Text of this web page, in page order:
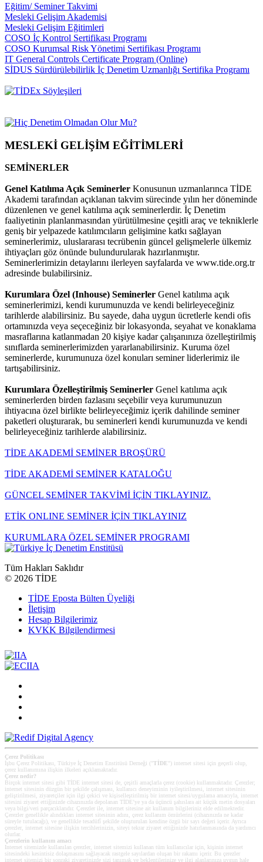
Eğitim/ Seminer Takvimi
Mesleki Gelişim Akademisi
Mesleki Gelişim Eğitimleri
COSO İç Kontrol Sertifikası Programı
COSO Kurumsal Risk Yönetimi Sertifikası Programı
IT General Controls Certificate Program (Online)
SİDUS Sürdürülebilirlik İç Denetim Uzmanlığı Sertifika Programı
MESLEKİ GELİŞİM EĞİTİMLERİ
SEMİNERLER
Genel Katılıma Açık Seminerler Konusunun uzmanlarınca TİDE
Akademi tarafından açıklanan takvim sürecinde yılın her döneminde
düzenlenen ve genel katılıma açık seminerlerdir. İç Denetim
faaliyetinin planlanmasından yürütülmesine çeşitli araç ve tekniklerle
geniş bir yelpazede katılımcıların gelişimine katkı sağlayan
seminerlerimiz, uluslararası tecrübenin güncel gelişmelerle ülkemiz
ihtiyaçları göz önünde bulundurularak hazırlanmıştır.
Seminerlerimizin detaylarını ilerleyen sayfalarda ve www.tide.org.tr
adresinde bulabilirsiniz.
Kurumlara Özel (Inhouse) Seminerler Genel katılıma açık
seminerlerimizi, kendi kurumunuzda ve kendi belirleyeceğiniz
tarihlerde alabilirsiniz. Bu sayede, daha uygun ücretlerle kendi ofis
ortamınızda veya seçeceğiniz bir lokasyonda, seyahat ve konaklama
masraflarına katlanmadan 20 kişiye kadar çalışanınıza özelleştirilmiş
sınıflarda seminerlerimizden yararlanabilirsiniz. Kuruma özel
seminerlerde, kurumunuza özel konuları seminer liderlerimiz ile
tartışabilirsiniz.
Kurumlara Özelleştirilmiş Seminerler Genel katılıma açık
seminerlerden birden fazlasını seçebilir veya kurumunuzun
ihtiyacına özel birlikte belirleyeceğimiz içerik dahilinde seminer
paketleri oluşturarak, bu seminerleri kendi kurumunuzda ve kendi
belirleyeceğiniz tarihlerde alabilirsiniz.
TİDE AKADEMİ SEMİNER BROŞÜRÜ
TİDE AKADEMİ SEMİNER KATALOĞU
GÜNCEL SEMİNER TAKVİMİ İÇİN TIKLAYINIZ.
ETİK ONLINE SEMİNER İÇİN TIKLAYINIZ
KURUMLARA ÖZEL SEMİNER PROGRAMI
Tüm Hakları Saklıdır
© 2026 TİDE
TİDE Eposta Bülten Üyeliği
İletişim
Hesap Bilgilerimiz
KVKK Bilgilendirmesi
Çerez Politikası
İşbu Çerez Politikası, Türkiye İç Denetim Enstitüsü Derneği (" TİDE ") internet sitesi için geçerli olup,
çerez kullanımına ilişkin ilkeleri açıklamaktadır.
Çerez nedir?
Birçok internet sitesi gibi TİDE internet sitesi de, çeşitli amaçlarla çerez (cookie) kullanmaktadır. Çerezler;
internet sitesinin düzgün bir şekilde çalışması, kullanıcı deneyiminin iyileştirilmesi, internet sitesinin
geliştirilmesi, ziyaretçiler için ilgi çekici ve kişiselleştirilmiş bir internet sitesi/uygulama amacıyla, internet
sitesini ziyaret ettiğinizde cihazınızda depolanan TİDE’ye ya da üçüncü şahıslara ait küçük metin dosyaları
veya bilgi/veri parçacıklarıdır. Çerezler ile, internet sitesine ait kullanım bilgileriniz elde edilmektedir.
Çerezler genellikle alındıkları internet sitesinin adını, çerez kullanım ömürlerini (cihazınızda ne kadar
süreyle tutulacağı), ve genellikle tesadüfî şekilde oluşturulan kendine özgü bir sayı değeri içerir. Ayrıca
çerezler, internet sitesine ilişkin tercihlerinizin, siteyi tekrar ziyaret ettiğinizde hatırlanmasında da yardımcı
olurlar.
Çerezlerin kullanım amacı
Internet sitemizde kullanılan çerezler, internet sitemizi kullanan tüm kullanıcılar için, kişinin internet
sitesindeki kesintisiz dolaşmasını sağlayacak rastgele sayılardan oluşan bir rakamı içerir. Bu çerezler
internet sitemizi bir sonraki ziyaretinizde sizi tanımak ve beklentilerinize ve ilgi alanlarınıza uygun hale